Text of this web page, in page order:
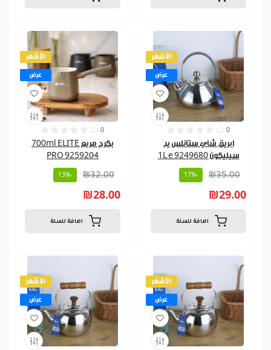
الأشهر
عرض
0
بكرج مربع 700ml ELITE
PRO 9259204
₪32.00
-13%
₪28.00
اضافة للسلة
الأشهر
عرض
0
ابريق شاي ستانلس يد
سيليكون 1L e 9249680
₪35.00
-17%
₪29.00
اضافة للسلة
الأشهر
عرض
الأشهر
عرض